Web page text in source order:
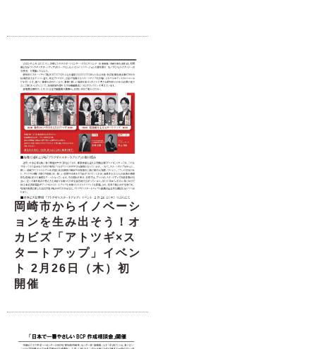
岡崎市からイノベーシ
ョンを生み出そう！オ
カビズ「アトツギ×ス
タートアップ」イベン
ト 2月26日（木）初
開催